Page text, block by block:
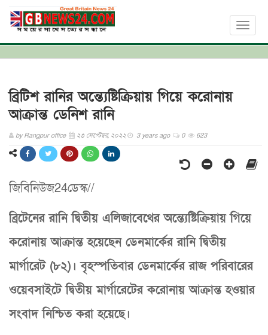
Toggle
ব্রিটিশ রানির অন্ত্যেষ্টিক্রিয়ায় গিয়ে করোনায়
আক্রান্ত ডেনিশ রানি
byRangpur office ২৩ সেপ্টেম্বর, ২০২২ 3 years ago 0 623
জিবিনিউজ24ডেস্ক//
ব্রিটেনের রানি দ্বিতীয় এলিজাবেথের অন্ত্যেষ্টিক্রিয়ায় গিয়ে
করোনায় আক্রান্ত হয়েছেন ডেনমার্কের রানি দ্বিতীয়
মার্গারেট (৮২)। বৃহস্পতিবার ডেনমার্কের রাজ পরিবারের
ওয়েবসাইটে দ্বিতীয় মার্গারেটের করোনায় আক্রান্ত হওয়ার
সংবাদ নিশ্চিত করা হয়েছে।